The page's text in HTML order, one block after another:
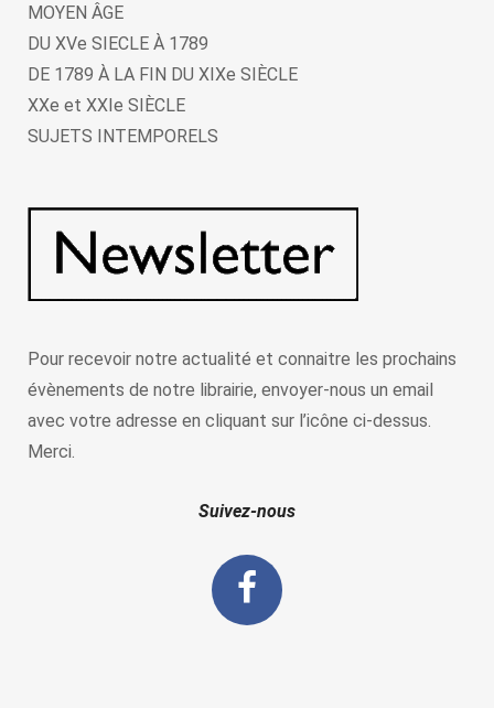
MOYEN ÂGE
DU XVe SIECLE À 1789
DE 1789 À LA FIN DU XIXe SIÈCLE
XXe et XXIe SIÈCLE
SUJETS INTEMPORELS
Pour recevoir notre actualité et connaitre les prochains
évènements de notre librairie, envoyer-nous un email
avec votre adresse en cliquant sur l’icône ci-dessus.
Merci.
Suivez-nous